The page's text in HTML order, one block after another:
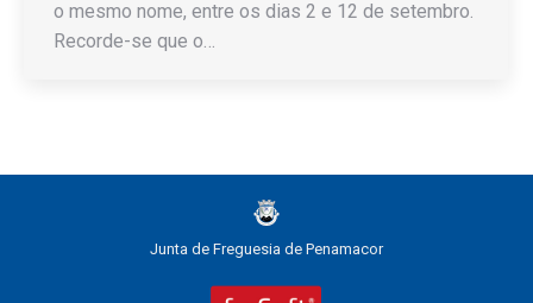
o mesmo nome, entre os dias 2 e 12 de setembro.
Recorde-se que o…
Junta de Freguesia de Penamacor